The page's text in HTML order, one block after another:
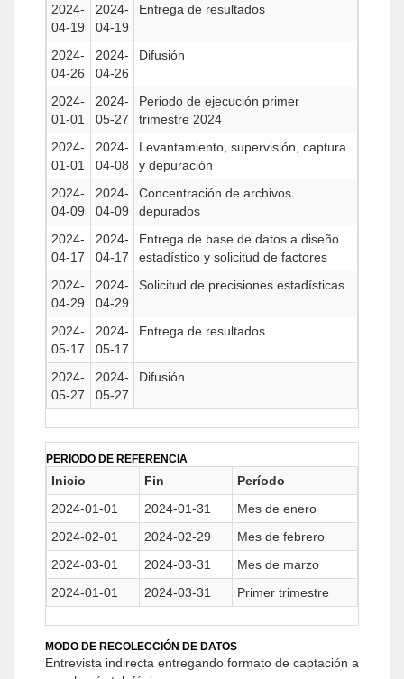
2024-
04-19
2024-
04-19
Entrega de resultados
2024-
04-26
2024-
04-26
Difusión
2024-
01-01
2024-
05-27
Periodo de ejecución primer
trimestre 2024
2024-
01-01
2024-
04-08
Levantamiento, supervisión, captura
y depuración
2024-
04-09
2024-
04-09
Concentración de archivos
depurados
2024-
04-17
2024-
04-17
Entrega de base de datos a diseño
estadístico y solicitud de factores
2024-
04-29
2024-
04-29
Solicitud de precisiones estadísticas
2024-
05-17
2024-
05-17
Entrega de resultados
2024-
05-27
2024-
05-27
Difusión
PERIODO DE REFERENCIA
Inicio Fin
Período
2024-01-01
2024-01-31
Mes de enero
2024-02-01
2024-02-29
Mes de febrero
2024-03-01
2024-03-31
Mes de marzo
2024-01-01
2024-03-31 Primer trimestre
MODO DE RECOLECCIÓN DE DATOS
Entrevista indirecta entregando formato de captación a